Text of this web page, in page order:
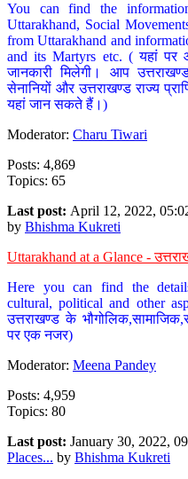
You can find the
Uttarakhand, Social
from Uttarakhand and
and its Martyrs etc. ( यहां पर
जानकारी मिलेगी। आप
सेनानियों और उत्तराखण्ड राज्य
यहां जान सकते हैं।)
Moderator: Charu Tiwari
Posts: 4,869
Topics: 65
Last post: April 12, 2022,
by Bhishma Kukreti
Uttarakhand at a Glance -
Here you can find the
cultural, political and other
उत्तराखण्ड के
पर एक नजर)
Moderator: Meena Pandey
Posts: 4,959
Topics: 80
Last post: January 30, 2022,
Places... by Bhishma Kukreti